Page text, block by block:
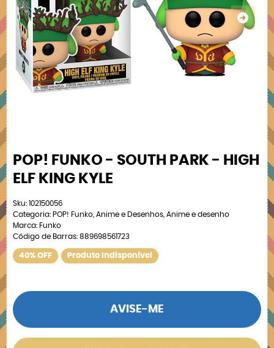
POP! FUNKO - SOUTH PARK - HIGH
ELF KING KYLE
Sku: 102150056
Categoria: POP! Funko Anime e Desenhos Anime e desenho
Marca: Funko
Código de Barras: 889698561723
40% OFF Produto Indisponível
AVISE-ME